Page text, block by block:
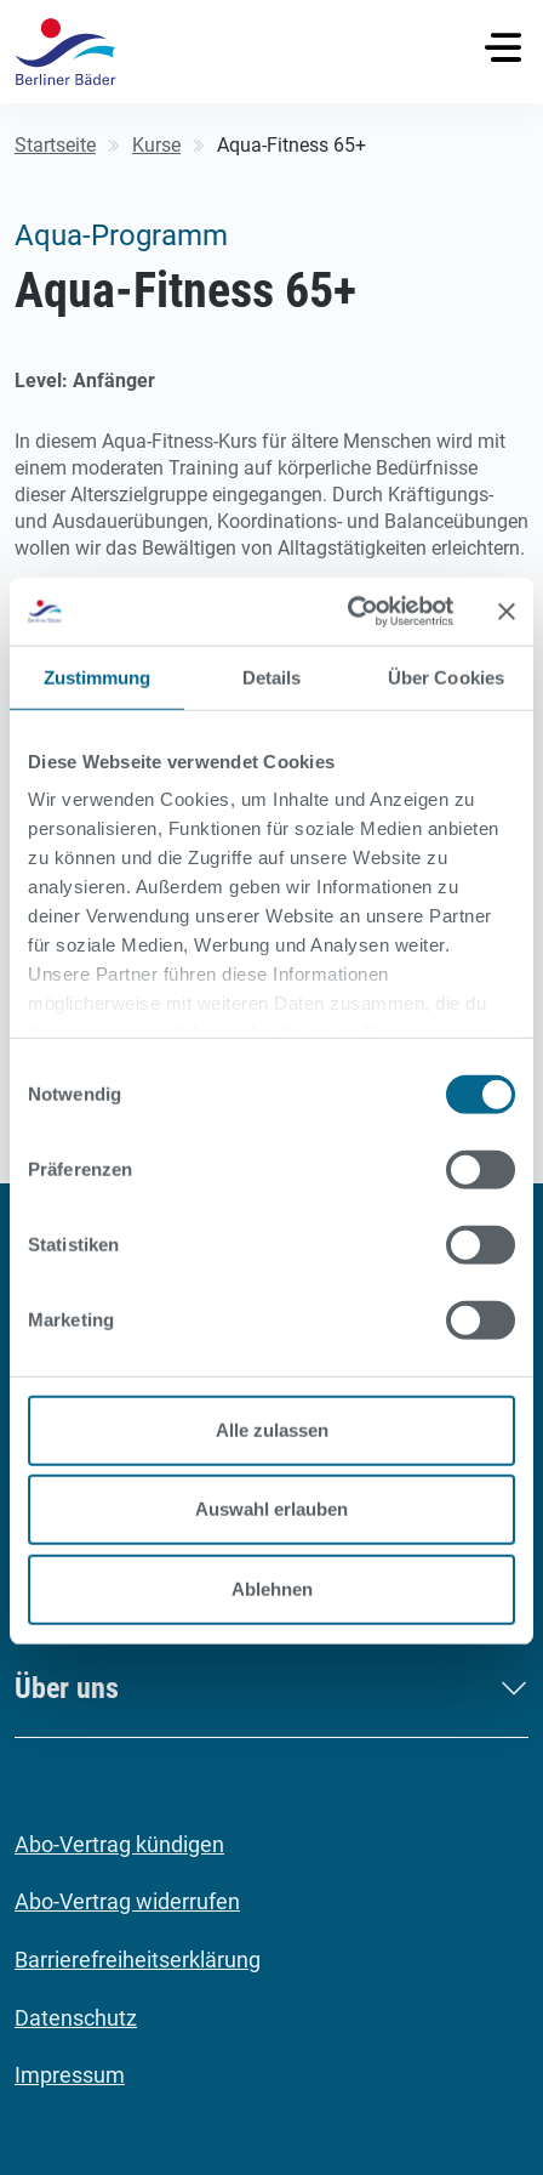
Zustimmung Details Über Cookies
Diese Webseite verwendet Cookies
Wir verwenden Cookies, um Inhalte und Anzeigen zu
personalisieren, Funktionen für soziale Medien anbieten
zu können und die Zugriffe auf unsere Website zu
analysieren. Außerdem geben wir Informationen zu
deiner Verwendung unserer Website an unsere Partner
für soziale Medien, Werbung und Analysen weiter.
Unsere Partner führen diese Informationen
möglicherweise mit weiteren Daten zusammen, die du
Notwendig
Präferenzen
Statistiken
Marketing
Alle zulassen
Auswahl erlauben
Ablehnen
Startseite Kurse Aqua-Fitness 65+
Aqua-Programm
Aqua-Fitness 65+
Level: Anfänger
In diesem Aqua-Fitness-Kurs für ältere Menschen wird mit
einem moderaten Training auf körperliche Bedürfnisse
dieser Alterszielgruppe eingegangen. Durch Kräftigungs-
und Ausdauerübungen, Koordinations- und Balanceübungen
wollen wir das Bewältigen von Alltagstätigkeiten erleichtern.
Kursdetails
Standort
45 Minuten pro Einheit
Preise
Normal:12,00 € (Einzelticket)
Ermäßigt:10,00 € (Einzelticket)
Zur Zeit liegen leider noch keine Termine für
Zeige alle Bäder mit diesem Kurs
#SOPOOLISTNURBERLIN
Facebook InstagramYoutube LinkedIn
Über uns
Abo-Vertrag kündigen
Abo-Vertrag widerrufen
Barrierefreiheitserklärung
Datenschutz
Impressum